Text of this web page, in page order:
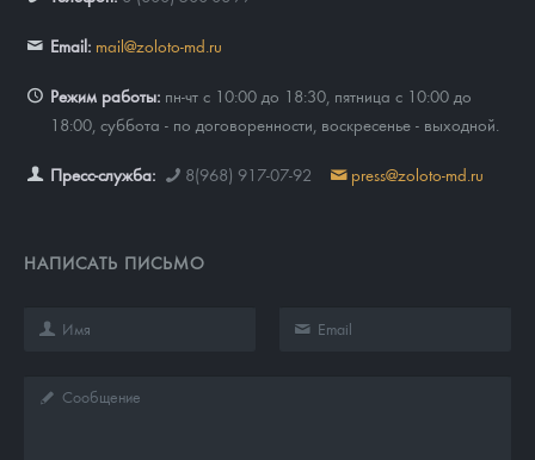
Email: mail@zoloto-md.ru
Режим работы: пн-чт с 10:00 до 18:30, пятница с 10:00 до
18:00, суббота - по договоренности, воскресенье - выходной.
Пресс-служба: 8(968) 917-07-92 press@zoloto-md.ru
НАПИСАТЬ ПИСЬМО